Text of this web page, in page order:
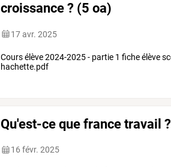
croissance ? (5 oa)
17 avr. 2025
Cours élève 2024-2025 - partie 1 fiche élève
hachette.pdf
Qu'est-ce que france travail ?
16 févr. 2025